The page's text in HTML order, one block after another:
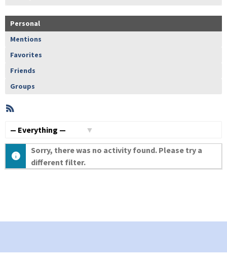
Personal
Mentions
Favorites
Friends
Groups
Member
Activities
Sorry, there was no activity found. Please try a
different filter.